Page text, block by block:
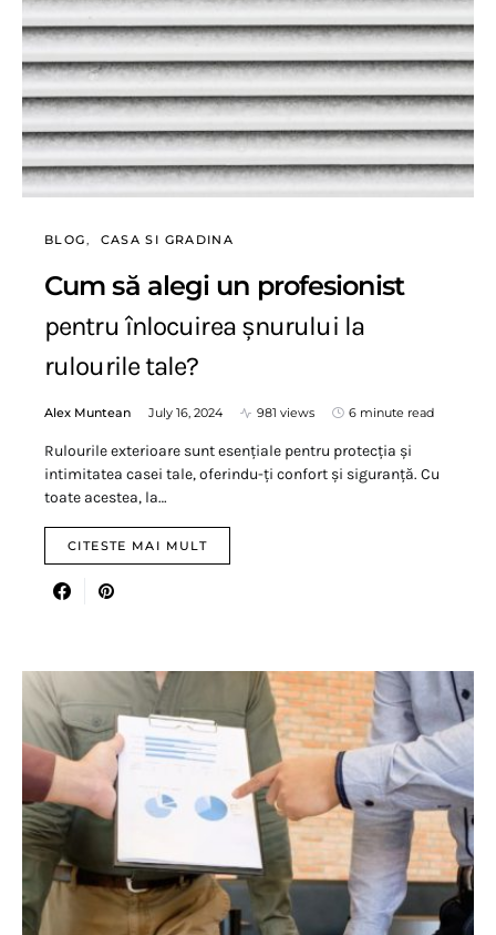
BLOG CASA SI GRADINA
Cum să alegi un profesionist
pentru înlocuirea șnurului la
rulourile tale?
Alex Muntean July 16, 2024 981 views 6 minute read
Rulourile exterioare sunt esențiale pentru protecția și
intimitatea casei tale, oferindu-ți confort și siguranță. Cu
toate acestea, la…
CITESTE MAI MULT